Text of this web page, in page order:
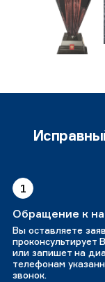
1
Обращение к
Вы оставляете
проконсультирует
или запишет на
телефонам
звонок.